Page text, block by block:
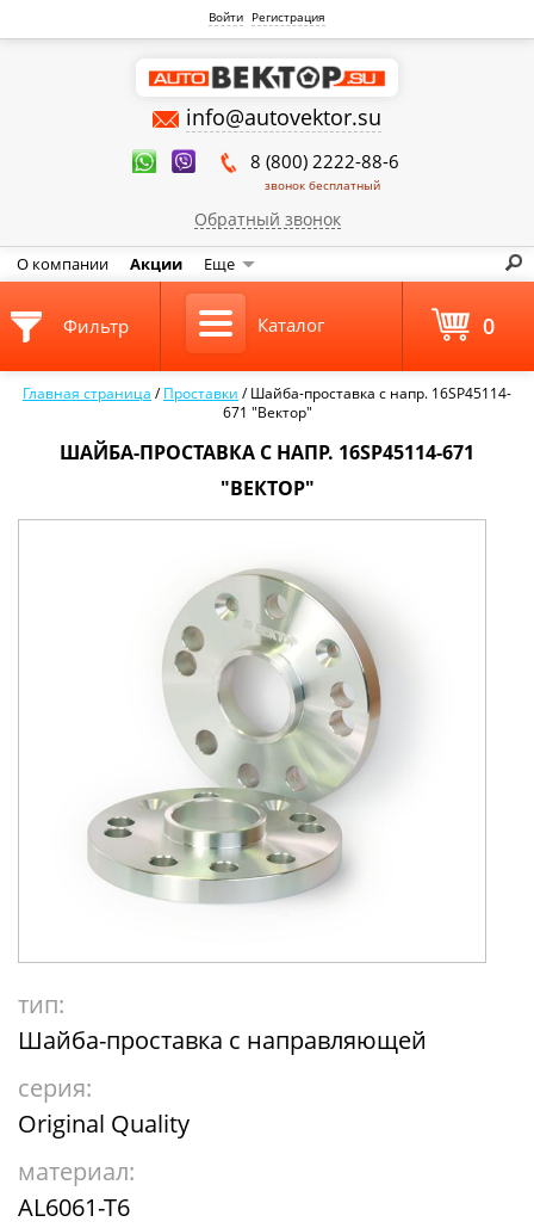
Войти Регистрация
info@autovektor.su
8 (800) 2222-88-6
звонок бесплатный
Обратный звонок
О компании Акции Еще
Главная страница /Проставки /Шайба-проставка с напр. 16SP45114-
671 "Вектор"
ШАЙБА-ПРОСТАВКА С НАПР. 16SP45114-671
"ВЕКТОР"
тип:
Шайба-проставка с направляющей
серия:
Original Quality
материал:
AL6061-T6
Фильтр Каталог 0